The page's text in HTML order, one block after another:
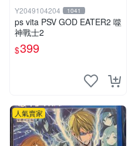
Y2049104204 1041
ps vita PSV GOD EATER2 噬
神戰士2
$399
人氣賣家